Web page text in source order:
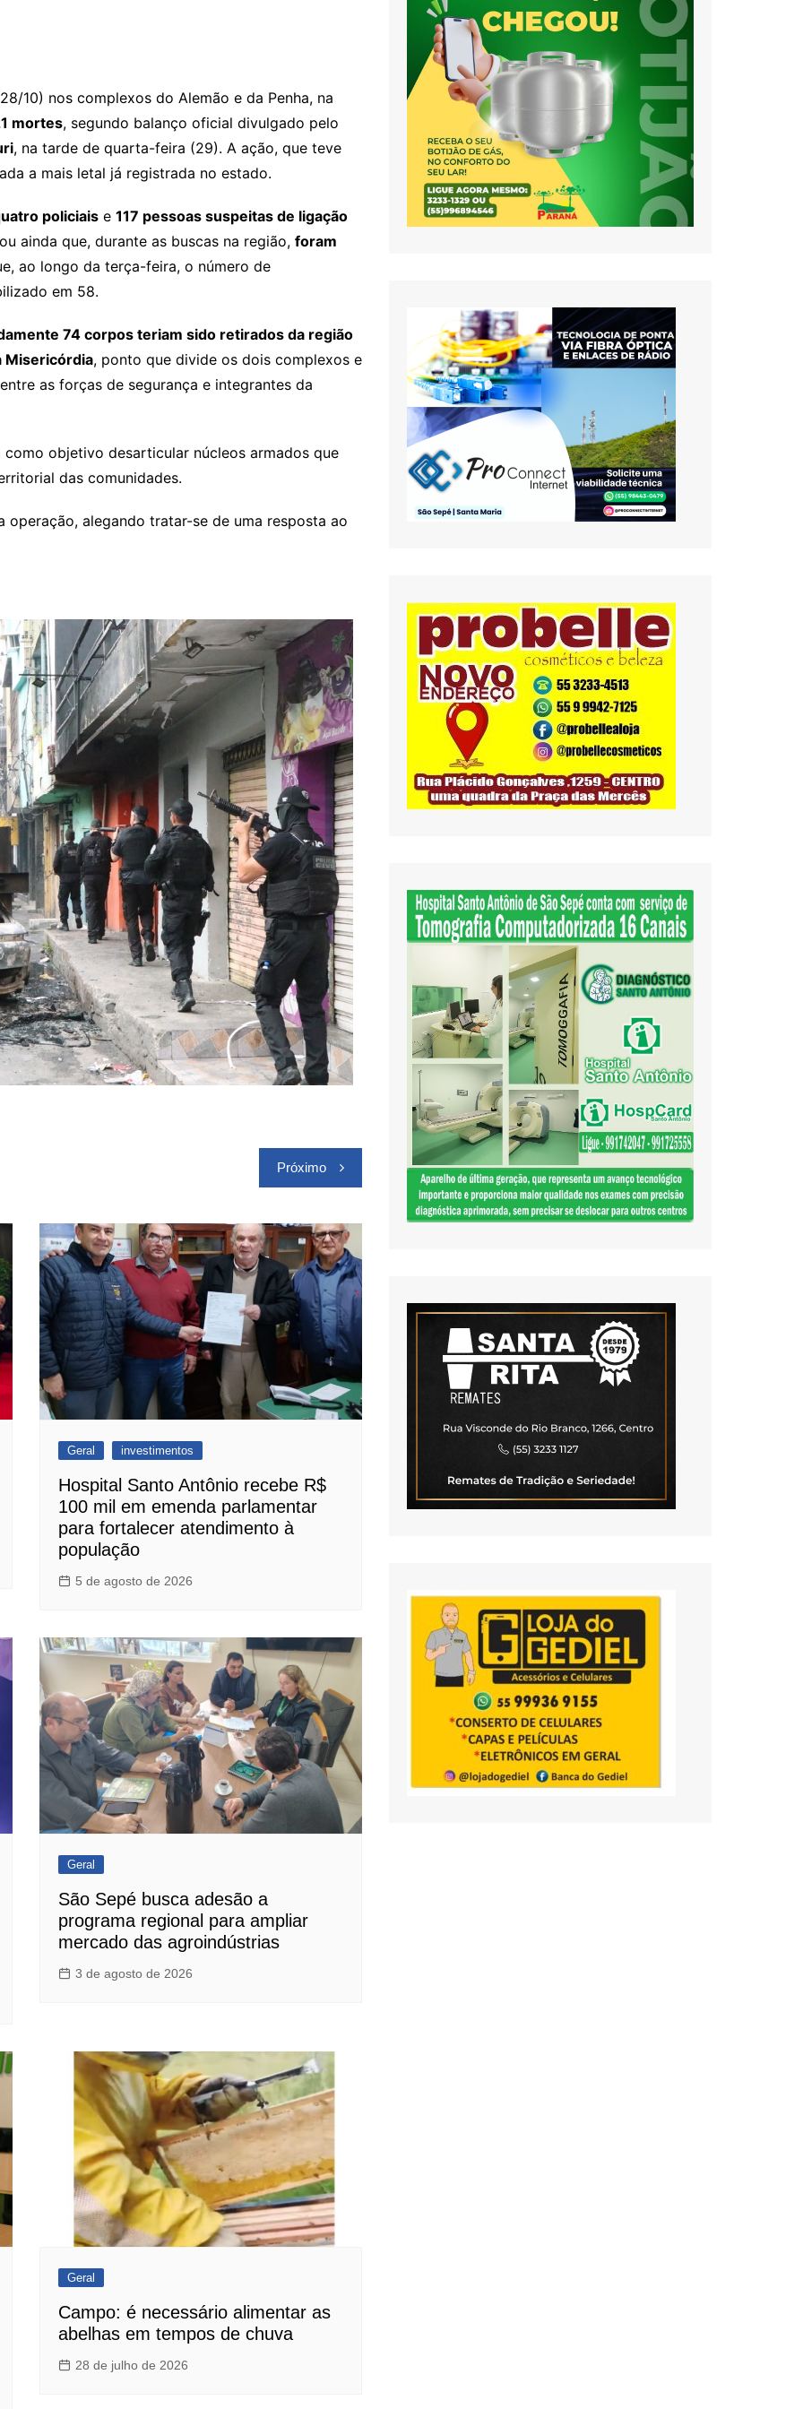
10) nos complexos do Alemão e da Penha, na
mortes, segundo balanço oficial divulgado pelo
, na tarde de quarta-feira (29). A ação, que teve
a mais letal já registrada no estado.
policiais e 117 pessoas suspeitas de ligação
ainda que, durante as buscas na região, foram
ao longo da terça-feira, o número de
em 58.
74 corpos teriam sido retirados da região
Misericórdia, ponto que divide os dois complexos e
as forças de segurança e integrantes da
objetivo desarticular núcleos armados que
das comunidades.
alegando tratar-se de uma resposta ao
Próximo
Geral investimentos
Hospital Santo Antônio recebe R$
100 mil em emenda parlamentar
para fortalecer atendimento à
população
5 de agosto de 2026
Geral
São Sepé busca adesão a
programa regional para ampliar
mercado das agroindústrias
3 de agosto de 2026
Geral
Campo: é necessário alimentar as
abelhas em tempos de chuva
28 de julho de 2026